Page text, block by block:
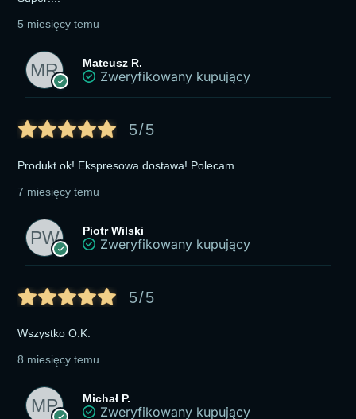
5 miesięcy temu
Mateusz R.
Zweryfikowany kupujący
5/5
Produkt ok! Ekspresowa dostawa! Polecam
7 miesięcy temu
Piotr Wilski
Zweryfikowany kupujący
5/5
Wszystko O.K.
8 miesięcy temu
Michał P.
Zweryfikowany kupujący